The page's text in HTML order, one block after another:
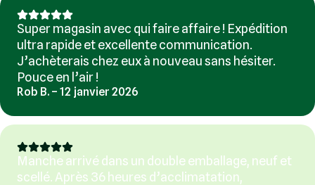
Super magasin avec qui faire affaire ! Expédition
ultra rapide et excellente communication.
J’achèterais chez eux à nouveau sans hésiter.
Pouce en l’air !
Rob B. – 12 janvier 2026
Manche arrivé dans un double emballage, neuf et
scellé. Après 36 heures d’acclimatation,